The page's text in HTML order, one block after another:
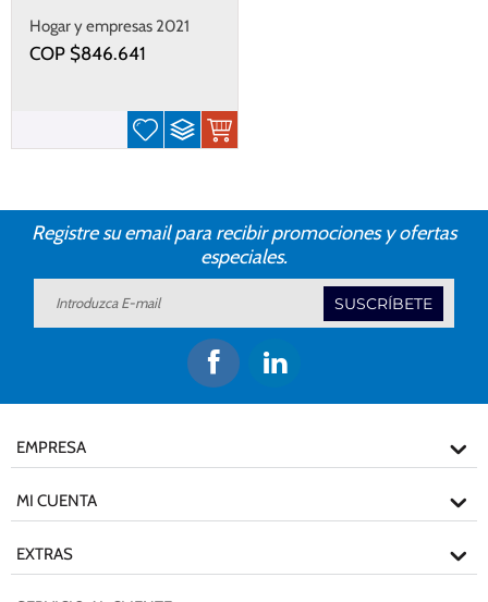
Hogar y empresas 2021
COP $846.641
Registre su email para recibir promociones y ofertas
especiales.
SUSCRÍBETE
EMPRESA
MI CUENTA
EXTRAS